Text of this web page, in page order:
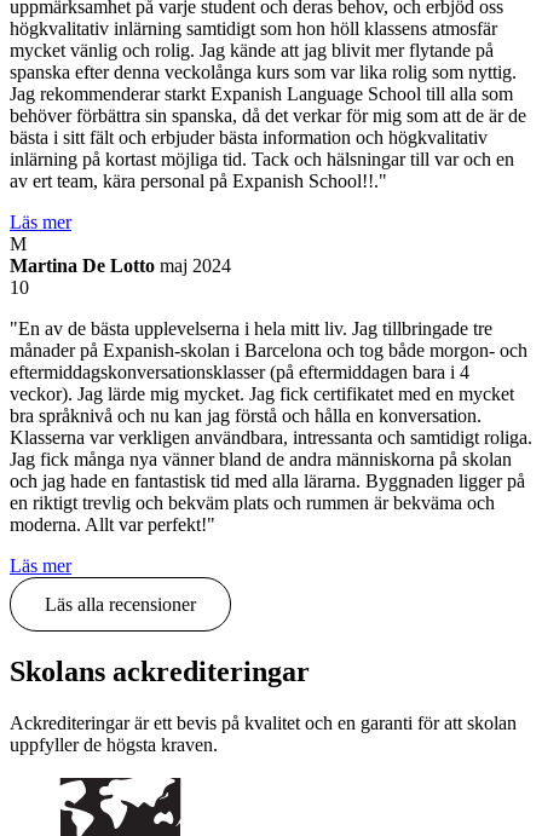
uppmärksamhet på varje student och deras behov, och erbjöd oss
högkvalitativ inlärning samtidigt som hon höll klassens atmosfär
mycket vänlig och rolig. Jag kände att jag blivit mer flytande på
spanska efter denna veckolånga kurs som var lika rolig som nyttig.
Jag rekommenderar starkt Expanish Language School till alla som
behöver förbättra sin spanska, då det verkar för mig som att de är de
bästa i sitt fält och erbjuder bästa information och högkvalitativ
inlärning på kortast möjliga tid. Tack och hälsningar till var och en
av ert team, kära personal på Expanish School!!."
Läs mer
M
Martina De Lotto maj 2024
10
"En av de bästa upplevelserna i hela mitt liv. Jag tillbringade tre
månader på Expanish-skolan i Barcelona och tog både morgon- och
eftermiddagskonversationsklasser (på eftermiddagen bara i 4
veckor). Jag lärde mig mycket. Jag fick certifikatet med en mycket
bra språknivå och nu kan jag förstå och hålla en konversation.
Klasserna var verkligen användbara, intressanta och samtidigt roliga.
Jag fick många nya vänner bland de andra människorna på skolan
och jag hade en fantastisk tid med alla lärarna. Byggnaden ligger på
en riktigt trevlig och bekväm plats och rummen är bekväma och
moderna. Allt var perfekt!"
Läs mer
Läs alla recensioner
Skolans ackrediteringar
Ackrediteringar är ett bevis på kvalitet och en garanti för att skolan
uppfyller de högsta kraven.